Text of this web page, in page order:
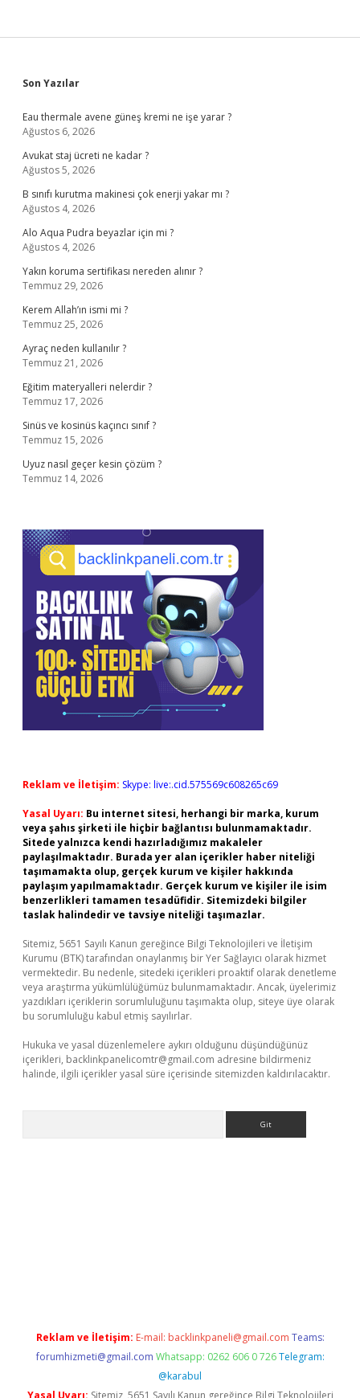
Sidebar
Son Yazılar
Eau thermale avene güneş kremi ne işe yarar ?
Ağustos 6, 2026
Avukat staj ücreti ne kadar ?
Ağustos 5, 2026
B sınıfı kurutma makinesi çok enerji yakar mı ?
Ağustos 4, 2026
Alo Aqua Pudra beyazlar için mi ?
Ağustos 4, 2026
Yakın koruma sertifikası nereden alınır ?
Temmuz 29, 2026
Kerem Allah’ın ismi mi ?
Temmuz 25, 2026
Ayraç neden kullanılır ?
Temmuz 21, 2026
Eğitim materyalleri nelerdir ?
Temmuz 17, 2026
Sinüs ve kosinüs kaçıncı sınıf ?
Temmuz 15, 2026
Uyuz nasıl geçer kesin çözüm ?
Temmuz 14, 2026
Reklam ve İletişim: Skype: live:.cid.575569c608265c69
Yasal Uyarı: Bu internet sitesi, herhangi bir marka, kurum
veya şahıs şirketi ile hiçbir bağlantısı bulunmamaktadır.
Sitede yalnızca kendi hazırladığımız makaleler
paylaşılmaktadır. Burada yer alan içerikler haber niteliği
taşımamakta olup, gerçek kurum ve kişiler hakkında
paylaşım yapılmamaktadır. Gerçek kurum ve kişiler ile isim
benzerlikleri tamamen tesadüfidir. Sitemizdeki bilgiler
taslak halindedir ve tavsiye niteliği taşımazlar.
Sitemiz, 5651 Sayılı Kanun gereğince Bilgi Teknolojileri ve İletişim
Kurumu (BTK) tarafından onaylanmış bir Yer Sağlayıcı olarak hizmet
vermektedir. Bu nedenle, sitedeki içerikleri proaktif olarak denetleme
veya araştırma yükümlülüğümüz bulunmamaktadır. Ancak, üyelerimiz
yazdıkları içeriklerin sorumluluğunu taşımakta olup, siteye üye olarak
bu sorumluluğu kabul etmiş sayılırlar.
Hukuka ve yasal düzenlemelere aykırı olduğunu düşündüğünüz
içerikleri, backlinkpanelicomtr@gmail.com adresine bildirmeniz
halinde, ilgili içerikler yasal süre içerisinde sitemizden kaldırılacaktır.
Reklam ve İletişim: E-mail: backlinkpaneli@gmail.com Teams:
forumhizmeti@gmail.com Whatsapp: 0262 606 0 726 Telegram:
@karabul
Yasal Uyarı: Sitemiz, 5651 Sayılı Kanun gereğince Bilgi Teknolojileri